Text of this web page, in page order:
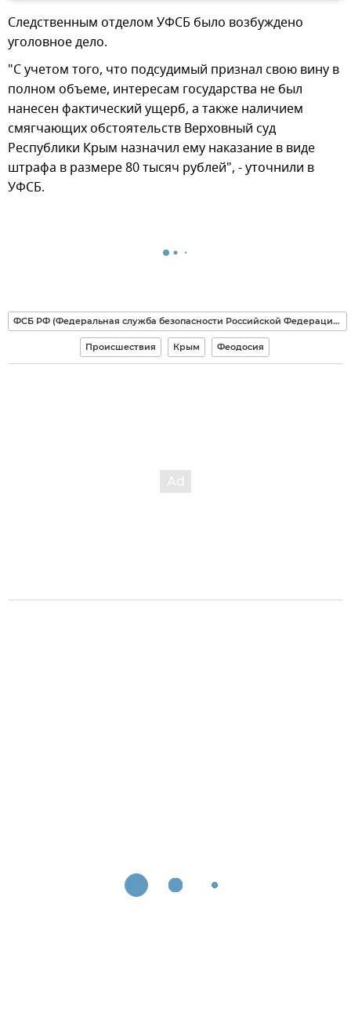
Следственным отделом УФСБ было возбуждено
уголовное дело.
"С учетом того, что подсудимый признал свою вину в
полном объеме, интересам государства не был
нанесен фактический ущерб, а также наличием
смягчающих обстоятельств Верховный суд
Республики Крым назначил ему наказание в виде
штрафа в размере 80 тысяч рублей", - уточнили в
УФСБ.
ФСБ РФ (Федеральная служба безопасности Российской Федерации)
Происшествия Крым Феодосия